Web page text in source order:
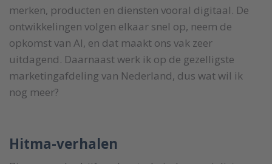
merken, producten en diensten vooral digitaal. De
ontwikkelingen volgen elkaar snel op, neem de
opkomst van AI, en dat maakt ons vak zeer
uitdagend. Daarnaast werk ik op de gezelligste
marketingafdeling van Nederland, dus wat wil ik
nog meer?
Hitma-verhalen